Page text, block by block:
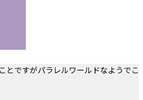
とですがパラレルワールドなようでこ